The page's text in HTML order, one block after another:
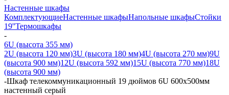
Настенные шкафы
КомплектующиеНастенные шкафыНапольные шкафыСтойки
19''Термошкафы
-
6U (высота 355 мм)
2U (высота 120 мм)3U (высота 180 мм)4U (высота 270 мм)9U
(высота 900 мм)12U (высота 592 мм)15U (высота 770 мм)18U
(высота 900 мм)
-Шкаф телекоммуникационный 19 дюймов 6U 600х500мм
настенный cерый